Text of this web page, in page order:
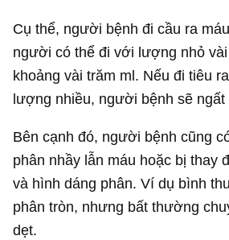
Cụ thể, người bệnh đi cầu ra
người có thể đi với lượng nhỏ
khoảng vài trăm ml. Nếu đi tiêu
lượng nhiều, người bệnh sẽ ngất
Bên cạnh đó, người bệnh cũng
phân nhầy lẫn máu hoặc bị thay
và hình dáng phân. Ví dụ bình
phân tròn, nhưng bất thường
dẹt.